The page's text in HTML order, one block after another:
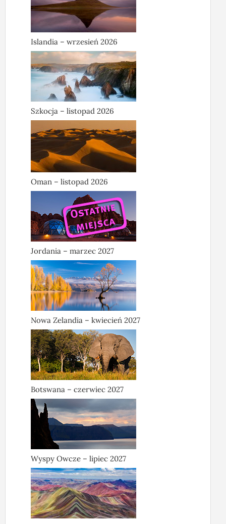
Islandia – wrzesień 2026
Szkocja – listopad 2026
Oman – listopad 2026
Jordania – marzec 2027
Nowa Zelandia – kwiecień 2027
Botswana – czerwiec 2027
Wyspy Owcze – lipiec 2027